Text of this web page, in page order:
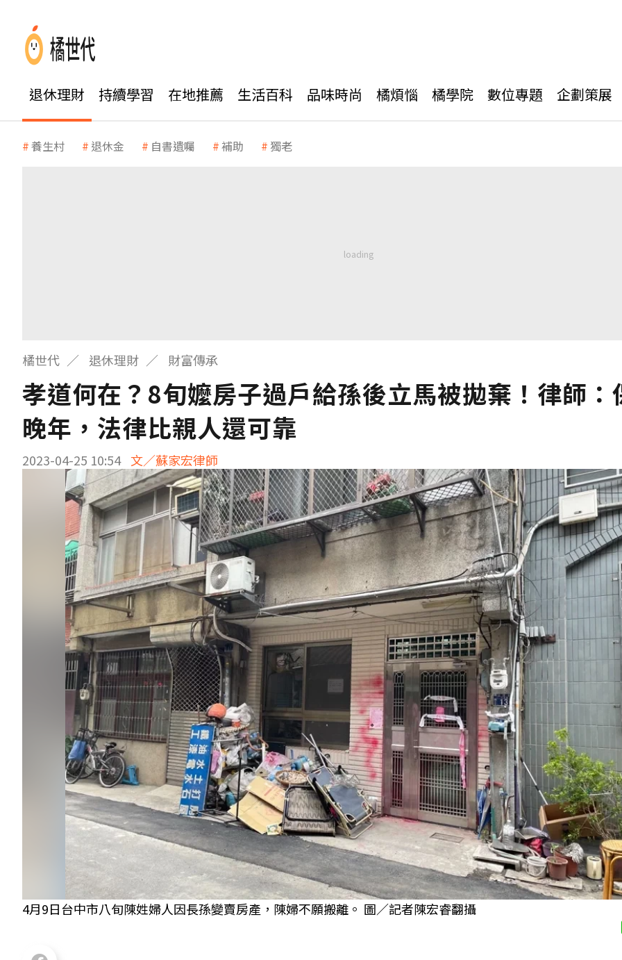
退休理財 持續學習 在地推薦 生活百科 品味時尚 橘煩惱 橘學院 數位專題 企劃策展
養生村 退休金 自書遺囑 補助 獨老
橘世代 退休理財 財富傳承
孝道何在？8旬嬤房子過戶給孫後立馬被拋棄！律師：
晚年，法律比親人還可靠
2023-04-25 10:54 文／蘇家宏律師
4月9日台中市八旬陳姓婦人因長孫變賣房產，陳婦不願搬離。 圖／記者陳宏睿翻攝